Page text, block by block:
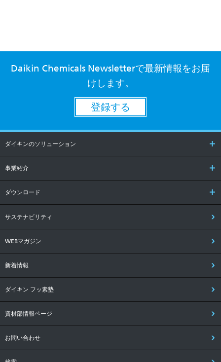
Daikin Chemicals Newsletterで最新情報をお届
けします。
登録する
ダイキンのソリューション
事業紹介
ダウンロード
サステナビリティ
WEBマガジン
新着情報
ダイキン フッ素塾
資材部情報ページ
お問い合わせ